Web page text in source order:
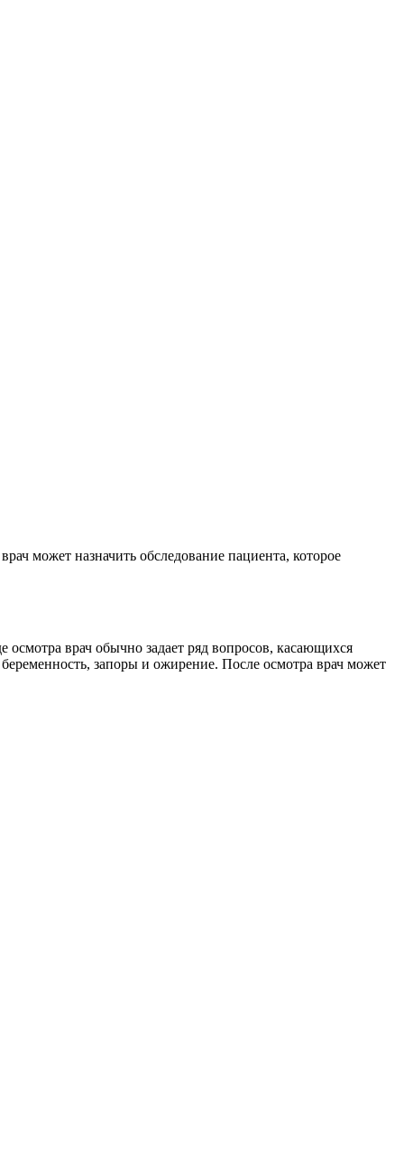
может назначить обследование пациента, которое
врач обычно задает ряд вопросов, касающихся
запоры и ожирение. После осмотра врач может